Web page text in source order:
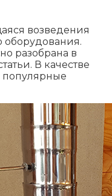
возведения
оборудования.
разобрана в
В качестве